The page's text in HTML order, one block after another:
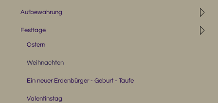
◹
Aufbewahrung
◹
Festtage
Ostern
Weihnachten
Ein neuer Erdenbürger - Geburt - Taufe
Valentinstag